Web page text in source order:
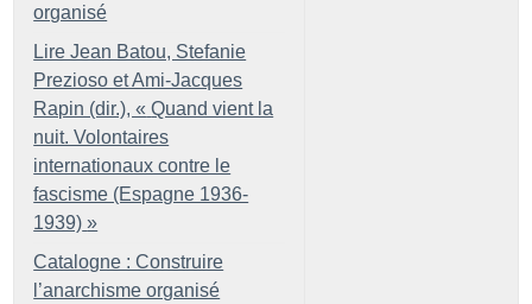
organisé
Lire Jean Batou, Stefanie
Prezioso et Ami-Jacques
Rapin (dir.), « Quand vient la
nuit. Volontaires
internationaux contre le
fascisme (Espagne 1936-
1939) »
Catalogne : Construire
l’anarchisme organisé